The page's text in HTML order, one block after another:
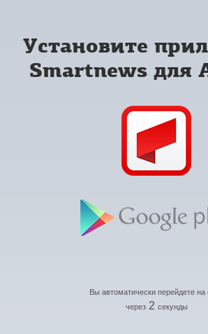
Установите
Smartnews для
Вы автоматически перейдете на
через 2 секунды